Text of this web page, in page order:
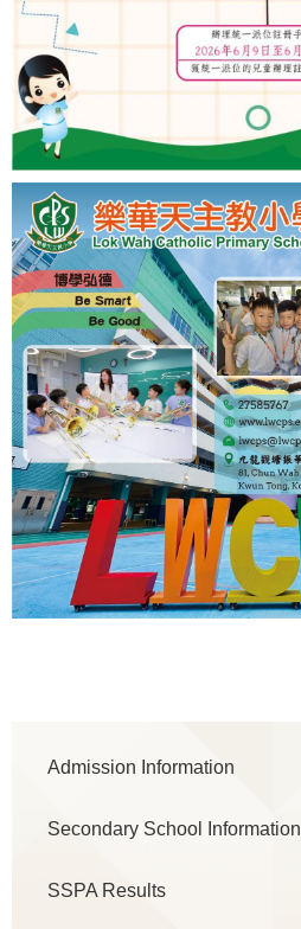
navigation
Admission Information
Secondary School Information
SSPA Results